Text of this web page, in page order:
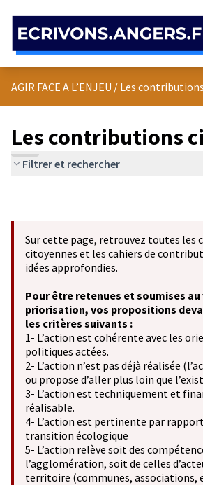
AGIR FACE A L’ENJEU / Les
Les contributions
Filtrer et rechercher
Sur cette page, retrouvez toutes les
citoyennes et les cahiers de
idées approfondies.
Pour être retenues et soumises
priorisation, vos propositions
les critères suivants :
1- L’action est cohérente avec les
politiques actées.
2- L’action n’est pas déjà réalisée
ou propose d’aller plus loin que
3- L’action est techniquement et
réalisable.
4- L’action est pertinente par
transition écologique
5- L’action relève soit des
l’agglomération, soit de celles
territoire (communes, associations,